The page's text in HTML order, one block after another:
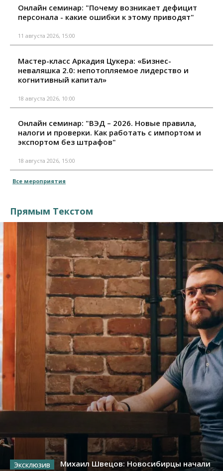
Онлайн семинар: "Почему возникает дефицит
персонала - какие ошибки к этому приводят"
11 августа 2026, 15:00
Мастер-класс Аркадия Цукера: «Бизнес-
неваляшка 2.0: непотопляемое лидерство и
когнитивный капитал»
18 августа 2026, 10:00
Онлайн семинар: "ВЭД – 2026. Новые правила,
налоги и проверки. Как работать с импортом и
экспортом без штрафов"
18 августа 2026, 15:00
Все мероприятия
Прямым Текстом
Михаил Швецов: Новосибирцы начали